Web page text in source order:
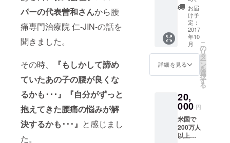
パーの代表曽和さんから腰
痛専門治療院 仁-JIN-の話を
聞きました。
その時、
『もしかして諦め
ていたあの子の腰が良くな
るかも･･･』『自分がずっと
抱えてきた腰痛の悩みが解
決するかも･･･』 と感じまし
た。
使った
オリジ
ナル名
刺を作
成しま
す。 デ
ザイン
はいく
つかの
ものか
スを選
んでい
ただ
き、簡
単なカ
スタマ
お届
け予
定：
2017
年10
月
詳細を見る
こ
の
リ
タ
ー
ン
を
選
択
す
る
20,
000 円
米国で
200万人
以上の